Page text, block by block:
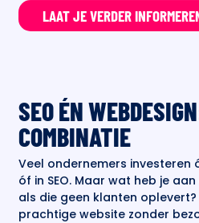
LAAT JE VERDER
SEO ÉN
COMBINATIE
Veel ondernemers investeren
óf in SEO. Maar wat heb je
als die geen klanten oplevert?
prachtige website zonder